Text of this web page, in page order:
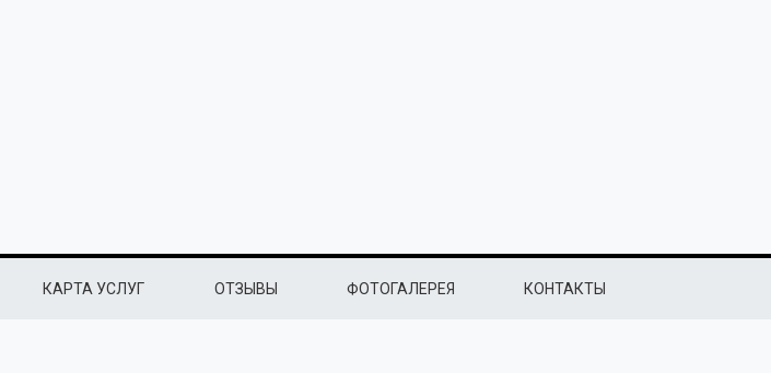
КАРТА УСЛУГ ОТЗЫВЫ ФОТОГАЛЕРЕЯ КОНТАКТЫ